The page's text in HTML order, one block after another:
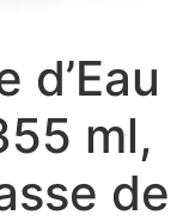
d’Eau
ml,
de